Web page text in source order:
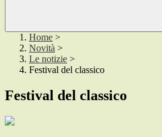
Home >
Novità >
Le notizie >
Festival del classico
Festival del classico